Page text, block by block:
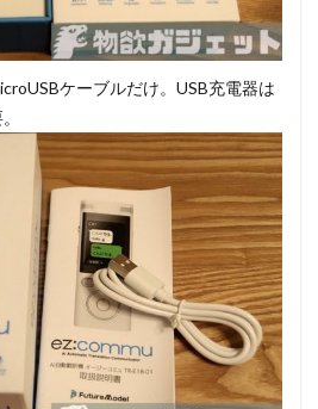
ケーブルだけ。USB充電器は